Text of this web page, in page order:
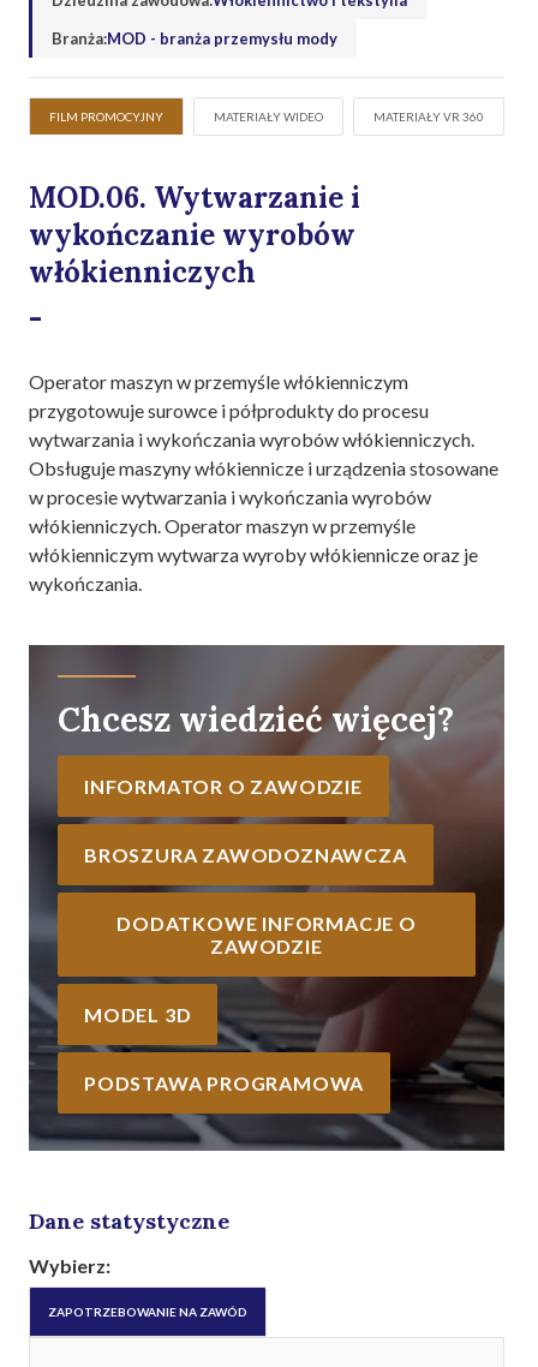
Branża:MOD - branża przemysłu mody
FILM PROMOCYJNY MATERIAŁY WIDEO MATERIAŁY VR 360
MOD.06. Wytwarzanie i
wykończanie wyrobów
włókienniczych
-
Operator maszyn w przemyśle włókienniczym
przygotowuje surowce i półprodukty do procesu
wytwarzania i wykończania wyrobów włókienniczych.
Obsługuje maszyny włókiennicze i urządzenia stosowane
w procesie wytwarzania i wykończania wyrobów
włókienniczych. Operator maszyn w przemyśle
włókienniczym wytwarza wyroby włókiennicze oraz je
wykończania.
Chcesz wiedzieć więcej?
INFORMATOR O ZAWODZIE
BROSZURA ZAWODOZNAWCZA
DODATKOWE INFORMACJE O
ZAWODZIE
MODEL 3D
PODSTAWA PROGRAMOWA
Dane statystyczne
Wybierz:
ZAPOTRZEBOWANIE NA ZAWÓD